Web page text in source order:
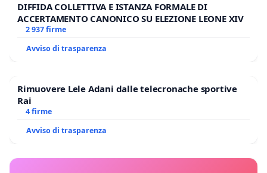
DIFFIDA COLLETTIVA E ISTANZA FORMALE DI
ACCERTAMENTO CANONICO SU ELEZIONE LEONE XIV
2 937 firme
Avviso di trasparenza
Rimuovere Lele Adani dalle telecronache sportive
Rai
4 firme
Avviso di trasparenza